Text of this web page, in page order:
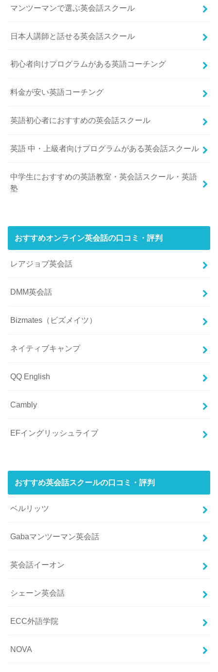
マンツーマンで選ぶ英会話スクール
日本人講師と話せる英会話スクール
初心者向けプログラムがある英語コーチング
料金が安い英語コーチング
英語初心者におすすめの英会話スクール
英語 中・上級者向けプログラムがある英会話スクール
中学生におすすめの英語教室・英会話スクール・英語
塾
おすすめオンライン英会話の口コミ・評判
レアジョブ英会話
DMM英会話
Bizmates（ビズメイツ）
ネイティブキャンプ
QQ English
Cambly
EFイングリッシュライブ
おすすめ英会話スクールの口コミ・評判
ベルリッツ
Gabaマンツーマン英会話
英会話イーオン
シェーン英会話
ECC外語学院
NOVA